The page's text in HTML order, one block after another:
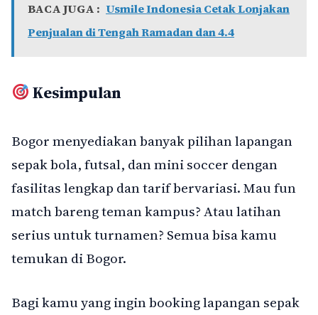
BACA JUGA : Usmile Indonesia Cetak Lonjakan
Penjualan di Tengah Ramadan dan 4.4
Kesimpulan
Bogor menyediakan banyak pilihan lapangan
sepak bola, futsal, dan mini soccer dengan
fasilitas lengkap dan tarif bervariasi. Mau fun
match bareng teman kampus? Atau latihan
serius untuk turnamen? Semua bisa kamu
temukan di Bogor.
Bagi kamu yang ingin booking lapangan sepak